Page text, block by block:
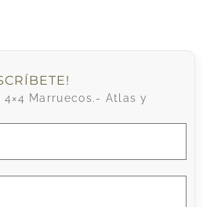
Marruecos.- Atlas y